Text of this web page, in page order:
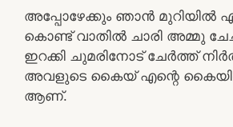
അപ്പോഴേക്കും ഞാൻ മുറിയിൽ
കൊണ്ട് വാതിൽ ചാരി അമ്മു
ഇറക്കി ചുമരിനോട് ചേർത്ത്
അവളുടെ കൈയ് എന്റെ
ആണ്.